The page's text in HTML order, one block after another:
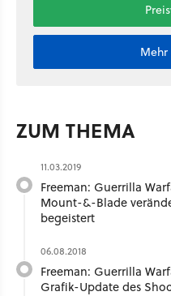
Mehr
ZUM THEMA
11.03.2019
Freeman: Guerrilla
Mount-&-Blade
begeistert
06.08.2018
Freeman: Guerrilla
Grafik-Update des